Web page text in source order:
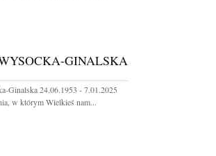
GINALSKA
Ginalska 24.06.1953 - 7.01.2025
w którym Wielkieś nam...